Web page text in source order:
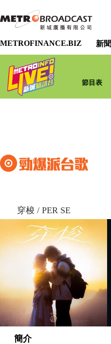
METROFINANCE.BIZ 新聞
節目表
穿梭 / PER SE
簡介